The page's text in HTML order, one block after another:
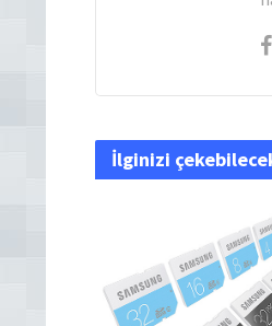
İlginizi